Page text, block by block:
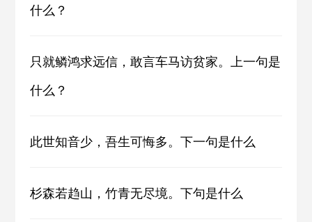
什么？
只就鳞鸿求远信，敢言车马访贫家。上一句是
什么？
此世知音少，吾生可悔多。下一句是什么
杉森若趋山，竹青无尽境。下句是什么